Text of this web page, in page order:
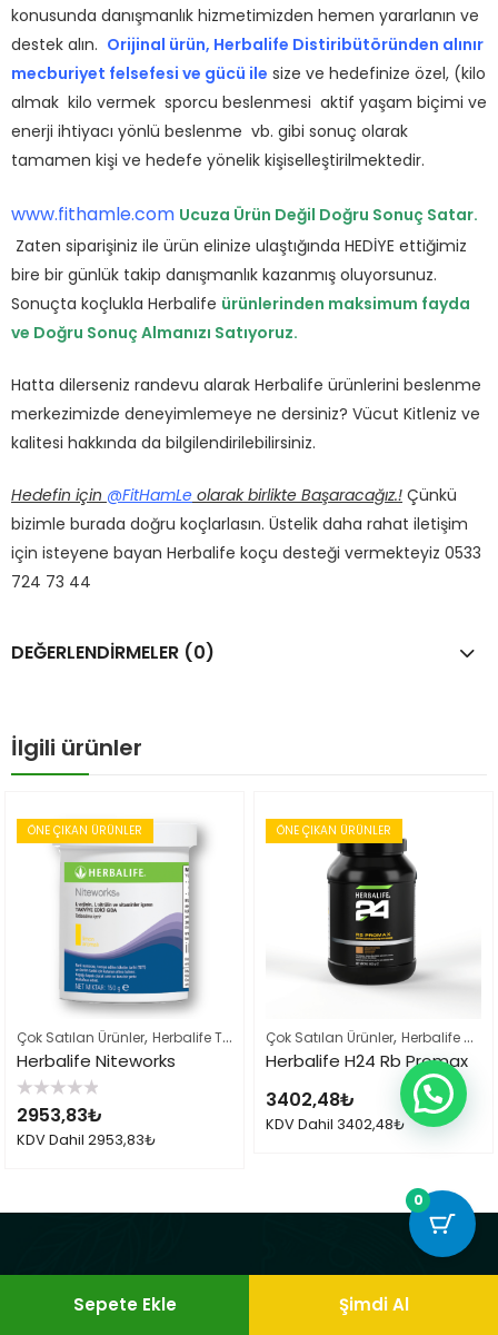
Sepete Ekle Şimdi Al
konusunda danışmanlık hizmetimizden hemen yararlanın ve
destek alın. Orijinal ürün, Herbalife Distiribütöründen alınır
mecburiyet felsefesi ve gücü ile size ve hedefinize özel, (kilo
almak kilo vermek sporcu beslenmesi aktif yaşam biçimi ve
enerji ihtiyacı yönlü beslenme vb. gibi sonuç olarak
tamamen kişi ve hedefe yönelik kişiselleştirilmektedir.
www.fithamle.com Ucuza Ürün Değil Doğru Sonuç Satar.
Zaten siparişiniz ile ürün elinize ulaştığında HEDİYE ettiğimiz
bire bir günlük takip danışmanlık kazanmış oluyorsunuz.
Sonuçta koçlukla Herbalife ürünlerinden maksimum fayda
ve Doğru Sonuç Almanızı Satıyoruz.
Hatta dilerseniz randevu alarak Herbalife ürünlerini beslenme
merkezimizde deneyimlemeye ne dersiniz? Vücut Kitleniz ve
kalitesi hakkında da bilgilendirilebilirsiniz.
Hedefin için @FitHamLe olarak birlikte Başaracağız.! Çünkü
bizimle burada doğru koçlarlasın. Üstelik daha rahat iletişim
için isteyene bayan Herbalife koçu desteği vermekteyiz 0533
724 73 44
DEĞERLENDIRMELER (0)
İlgili ürünler
ÖNE ÇIKAN ÜRÜNLER
Çok Satılan Ürünler, Herbalife Takviye Edici Gıdalar ,Herbalife Ürün
Herbalife Niteworks
5
üzerinden
0
oy
2953,83₺
KDV Dahil 2953,83₺
ÖNE ÇIKAN ÜRÜNLER
Çok Satılan Ürünler, Herbalife Sporcu Ürünleri
Herbalife H24 Rb Promax
3402,48₺
KDV Dahil 3402,48₺
0